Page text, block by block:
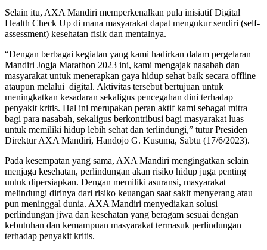
Selain itu, AXA Mandiri memperkenalkan pula inisiatif Digital
Health Check Up di mana masyarakat dapat mengukur sendiri (self-
assessment) kesehatan fisik dan mentalnya.
“Dengan berbagai kegiatan yang kami hadirkan dalam pergelaran
Mandiri Jogja Marathon 2023 ini, kami mengajak nasabah dan
masyarakat untuk menerapkan gaya hidup sehat baik secara offline
ataupun melalui digital. Aktivitas tersebut bertujuan untuk
meningkatkan kesadaran sekaligus pencegahan dini terhadap
penyakit kritis. Hal ini merupakan peran aktif kami sebagai mitra
bagi para nasabah, sekaligus berkontribusi bagi masyarakat luas
untuk memiliki hidup lebih sehat dan terlindungi,” tutur Presiden
Direktur AXA Mandiri, Handojo G. Kusuma, Sabtu (17/6/2023).
Pada kesempatan yang sama, AXA Mandiri mengingatkan selain
menjaga kesehatan, perlindungan akan risiko hidup juga penting
untuk dipersiapkan. Dengan memiliki asuransi, masyarakat
melindungi dirinya dari risiko keuangan saat sakit menyerang atau
pun meninggal dunia. AXA Mandiri menyediakan solusi
perlindungan jiwa dan kesehatan yang beragam sesuai dengan
kebutuhan dan kemampuan masyarakat termasuk perlindungan
terhadap penyakit kritis.